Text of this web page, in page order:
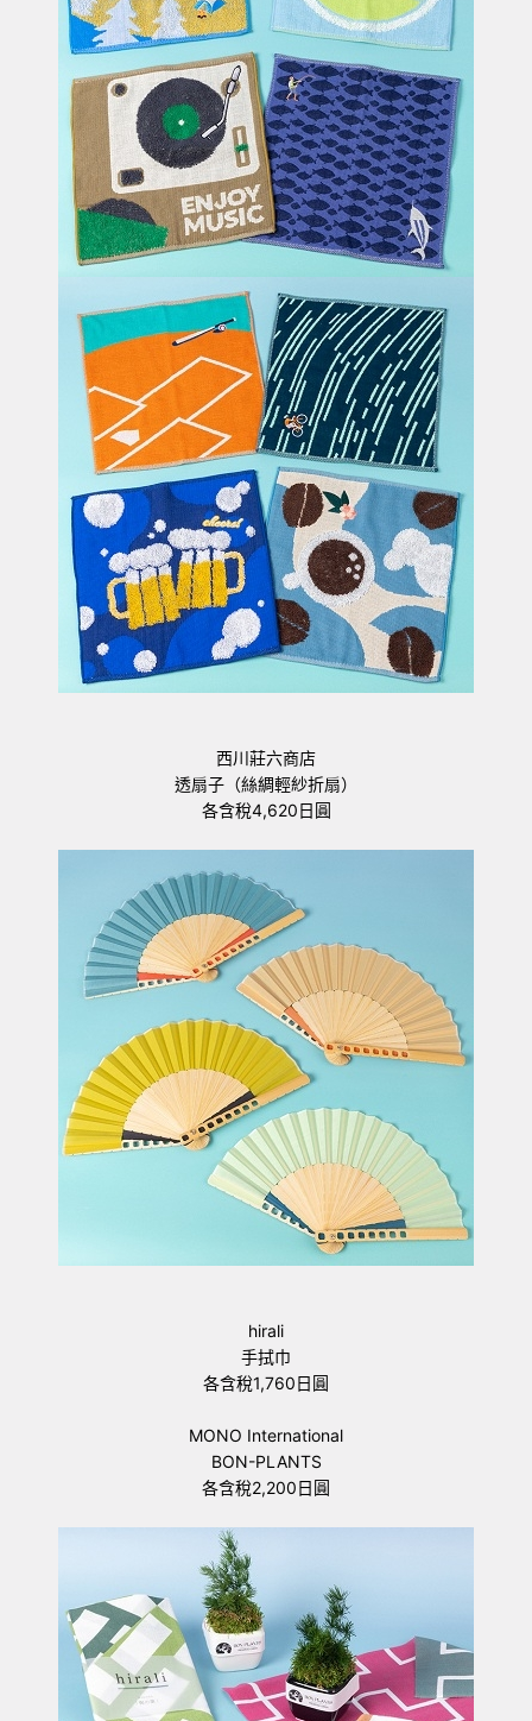
西川莊六商店
透扇子（絲綢輕紗折扇）
各含稅4,620日圓
hirali
手拭巾
各含稅1,760日圓
MONO International
BON-PLANTS
各含稅2,200日圓